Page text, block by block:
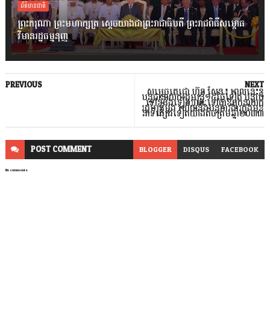
ព័ត៌មានជាតិ
ព្រះករុណា ព្រះមហាក្សត្រ ស្តេចយាងជាព្រះរាជាធិបតី ព្រះរាជពិធីសម្ពោធ
វិមានរដ្ឋធម្មនុញ្ញ
NEXT
សម្តេចតេជោ ហ៊ុន សែន៖ ពេលនេះខ្ញុំ
បន្តជានាយករដ្ឋមន្ត្រី១៥ថ្ងៃទៀត បន្ទាប់
ទៅខ្ញុំនឹងឡើងឋានៈទៅជាឪពុកនាយក
រដ្ឋមន្ត្រីម្តង ហើយនឹងបន្តការងារក្នុងមុខ
នាទីផ្សេងទៀតយ៉ាងតិចត្រឹមឆ្នាំ២០៣៣
PREVIOUS
POSTCOMMENT BLOGGER DISQUS FACEBOOK
No comments